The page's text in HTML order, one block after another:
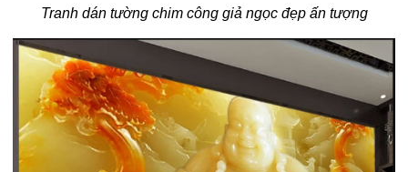
Tranh dán tường chim công giả ngọc đẹp ấn tượng